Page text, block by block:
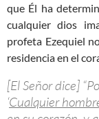
que Él ha
cualquier dios
profeta Ezequiel
residencia en el
[El Señor dice]
‘Cualquier